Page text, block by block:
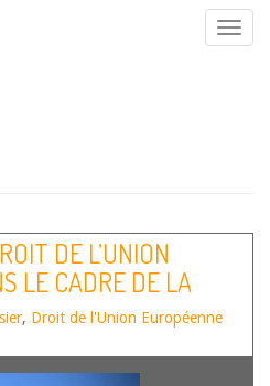
DE L’UNION
LE CADRE DE LA
JURIDIQUE DES
DE
, Droit de l'Union Européenne